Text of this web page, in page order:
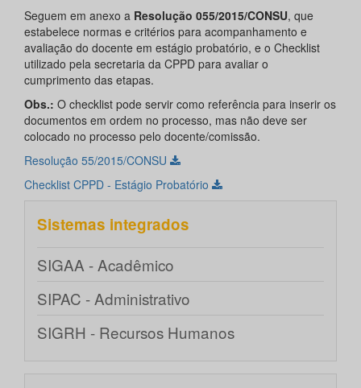
Seguem em anexo a Resolução 055/2015/CONSU, que
estabelece normas e critérios para acompanhamento e
avaliação do docente em estágio probatório, e o Checklist
utilizado pela secretaria da CPPD para avaliar o
cumprimento das etapas.
Obs.: O checklist pode servir como referência para inserir os
documentos em ordem no processo, mas não deve ser
colocado no processo pelo docente/comissão.
Resolução 55/2015/CONSU
Checklist CPPD - Estágio Probatório
Sistemas integrados
SIGAA - Acadêmico
SIPAC - Administrativo
SIGRH - Recursos Humanos